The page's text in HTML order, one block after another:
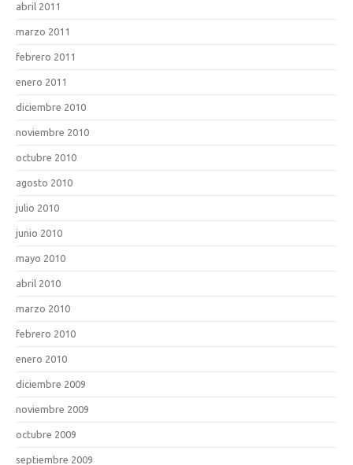
abril 2011
marzo 2011
febrero 2011
enero 2011
diciembre 2010
noviembre 2010
octubre 2010
agosto 2010
julio 2010
junio 2010
mayo 2010
abril 2010
marzo 2010
febrero 2010
enero 2010
diciembre 2009
noviembre 2009
octubre 2009
septiembre 2009